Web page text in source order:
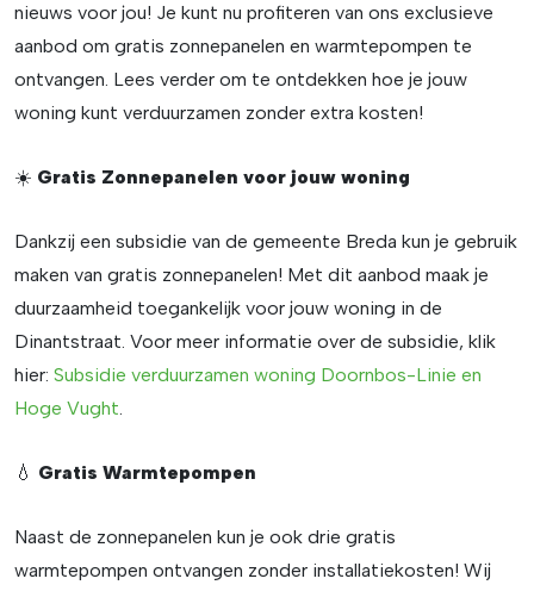
nieuws voor jou! Je kunt nu profiteren van ons exclusieve
aanbod om gratis zonnepanelen en warmtepompen te
ontvangen. Lees verder om te ontdekken hoe je jouw
woning kunt verduurzamen zonder extra kosten!
☀️ Gratis Zonnepanelen voor jouw woning
Dankzij een subsidie van de gemeente Breda kun je gebruik
maken van gratis zonnepanelen! Met dit aanbod maak je
duurzaamheid toegankelijk voor jouw woning in de
Dinantstraat. Voor meer informatie over de subsidie, klik
hier: Subsidie verduurzamen woning Doornbos-Linie en
Hoge Vught.
💧 Gratis Warmtepompen
Naast de zonnepanelen kun je ook drie gratis
warmtepompen ontvangen zonder installatiekosten! Wij